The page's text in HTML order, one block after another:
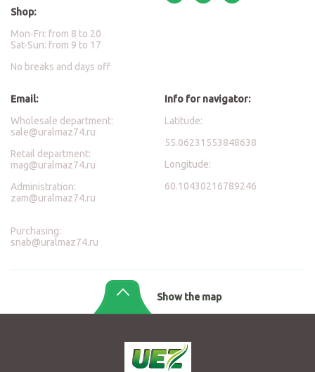
Shop:
Mon-Fri: from 8 to 20
Sat-Sun: from 9 to 17
No breaks and days off
Email:
Wholesale department:
sale@uralmaz74.ru
Retail department:
mag@uralmaz74.ru
Administration:
zam@uralmaz74.ru
Purchasing:
snab@uralmaz74.ru
Info for navigator:
Latitude:
55.06231553848638
Longitude:
60.10430216789246
Show the map